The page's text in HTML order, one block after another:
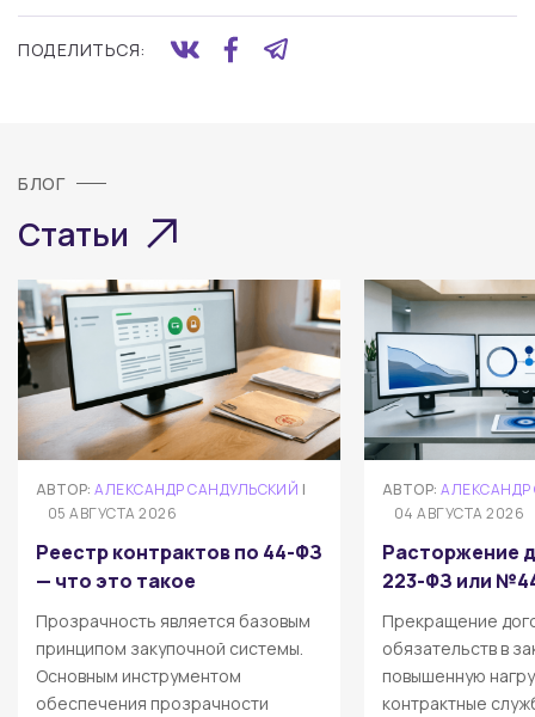
ПОДЕЛИТЬСЯ:
БЛОГ
Статьи
АВТОР:АЛЕКСАНДР САНДУЛЬСКИЙ |
05 АВГУСТА 2026
Реестр контрактов по 44-ФЗ
— что это такое
Прозрачность является базовым
принципом закупочной системы.
Основным инструментом
обеспечения прозрачности
АВТОР:
04 АВГУСТА 2026
Расторжение
223-ФЗ или
Прекращение
обязательств в
повышенную
контрактные